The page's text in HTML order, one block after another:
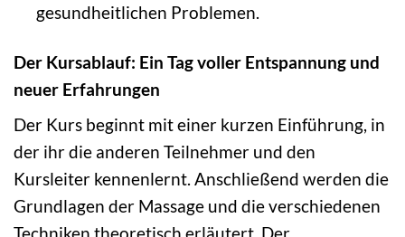
gesundheitlichen Problemen.
Der Kursablauf: Ein Tag voller Entspannung und
neuer Erfahrungen
Der Kurs beginnt mit einer kurzen Einführung, in
der ihr die anderen Teilnehmer und den
Kursleiter kennenlernt. Anschließend werden die
Grundlagen der Massage und die verschiedenen